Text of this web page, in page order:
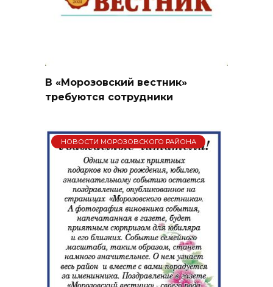
В «Морозовский вестник»
требуются сотрудники
НОВОСТИ МОРОЗОВСКОГО РАЙОНА